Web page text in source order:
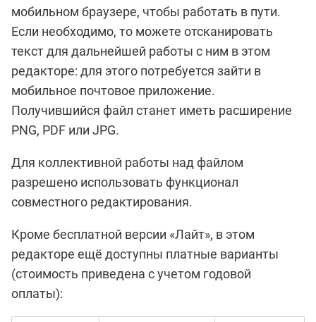
мобильном браузере, чтобы работать в пути.
Если необходимо, то можете отсканировать
текст для дальнейшей работы с ним в этом
редакторе: для этого потребуется зайти в
мобильное почтовое приложение.
Получившийся файл станет иметь расширение
PNG, PDF или JPG.
Для коллективной работы над файлом
разрешено использовать функционал
совместного редактирования.
Кроме бесплатной версии «Лайт», в этом
редакторе ещё доступны платные варианты
(стоимость приведена с учетом годовой
оплаты):